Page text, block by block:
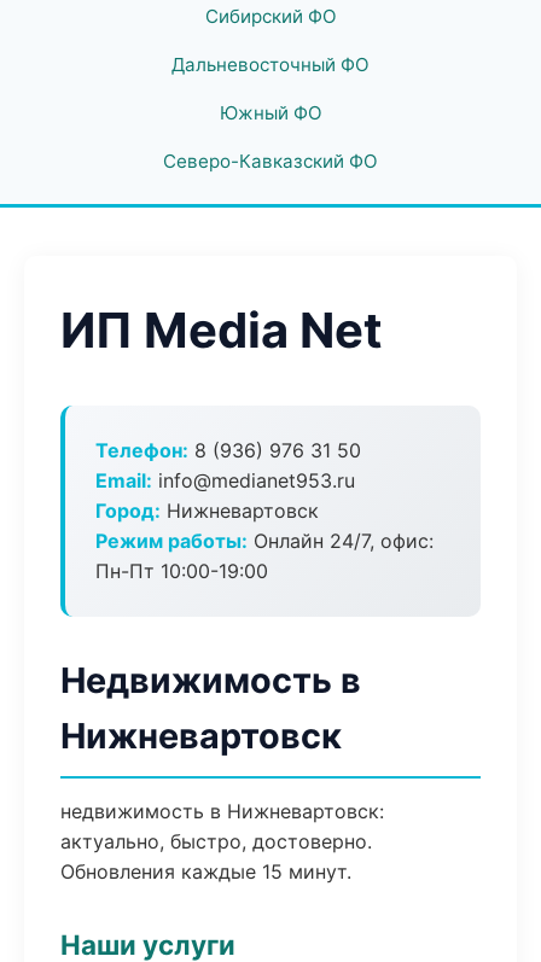
Сибирский ФО
Дальневосточный ФО
Южный ФО
Северо-Кавказский ФО
ИП Media Net
Телефон: 8 (936) 976 31 50
Email: info@medianet953.ru
Город: Нижневартовск
Режим работы: Онлайн 24/7, офис:
Пн-Пт 10:00-19:00
Недвижимость в
Нижневартовск
недвижимость в Нижневартовск:
актуально, быстро, достоверно.
Обновления каждые 15 минут.
Наши услуги